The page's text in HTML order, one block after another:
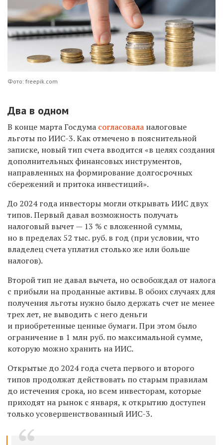
Фото: freepik.com
Два в одном
В конце марта Госдума согласовала налоговые
льготы по ИИС-3. Как отмечено в пояснительной
записке, новый тип счета вводится «в целях создания
дополнительных финансовых инструментов,
направленных на формирование долгосрочных
сбережений и притока инвестиций».
До 2024 года инвесторы могли открывать ИИС двух
типов. Первый давал возможность получать
налоговый вычет — 13 % с вложенной суммы,
но в пределах 52 тыс. руб. в год (при условии, что
владелец счета уплатил столько же или больше
налогов).
Второй тип не давал вычета, но освобождал от налога
с прибыли на проданные активы. В обоих случаях для
получения льготы нужно было держать счет не менее
трех лет, не выводить с него деньги
и приобретенные ценные бумаги. При этом было
ограничение в 1 млн руб. по максимальной сумме,
которую можно хранить на ИИС.
Открытые до 2024 года счета первого и второго
типов продолжат действовать по старым правилам
до истечения срока, но всем инвесторам, которые
приходят на рынок с января, к открытию доступен
только усовершенствованный ИИС-3.